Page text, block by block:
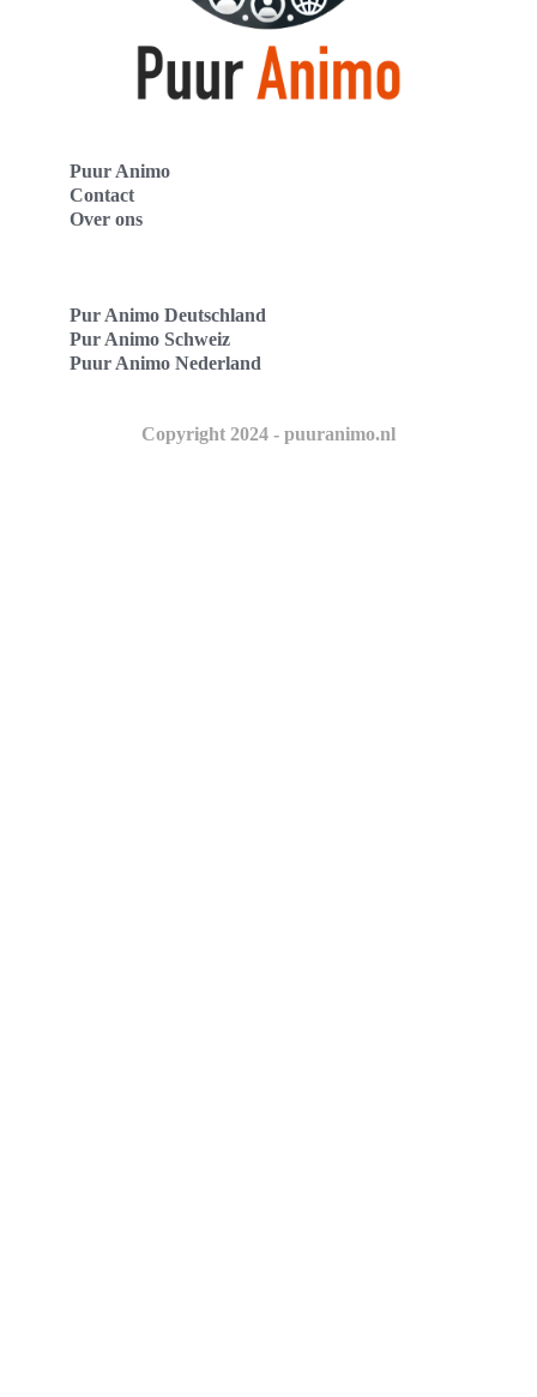
Puur Animo
Contact
Over ons
Pur Animo Deutschland
Pur Animo Schweiz
Puur Animo Nederland
Copyright 2024 - puuranimo.nl